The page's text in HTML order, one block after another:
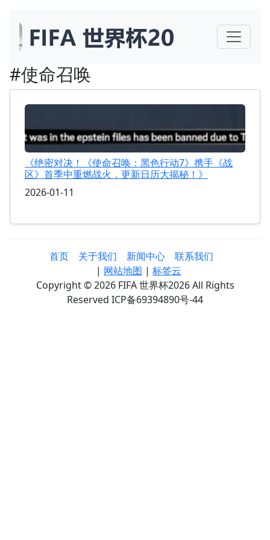
#使命召唤
《绝密对决！《使命召唤：黑色行动7》携手《战
区》首季中重燃战火，更新日历大揭秘！》
2026-01-11
首页 关于我们 新闻中心
联系我们
| 网站地图 | 标签云
Copyright © 2026 FIFA 世界杯2026 All Rights
Reserved ICP备69394890号-44